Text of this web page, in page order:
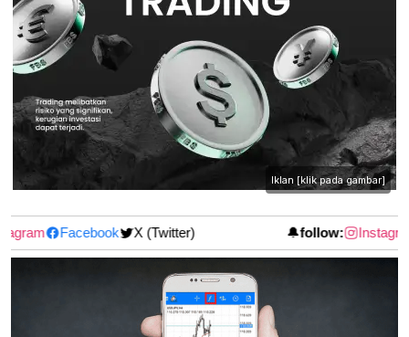
Iklan [klik pada gambar]
Facebook X (Twitter) 🔔follow: